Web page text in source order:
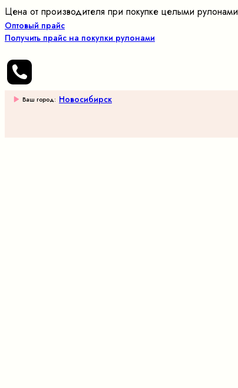
Цена от производителя при покупке целыми рулонами
Оптовый прайс
Получить прайс на покупки рулонами
Ваш город: Новосибирск